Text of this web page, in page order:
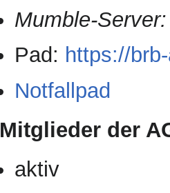
Mumble-Server:
Pad: https://
Notfallpad
Mitglieder der
aktiv